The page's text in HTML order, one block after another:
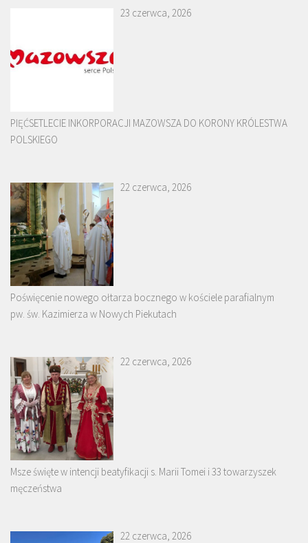
23 czerwca, 2026
PIĘĆSETLECIE INKORPORACJI MAZOWSZA DO KORONY KRÓLESTWA
POLSKIEGO
22 czerwca, 2026
Poświęcenie nowego ołtarza bocznego w kościele parafialnym
pw. św. Kazimierza w Nowych Piekutach
22 czerwca, 2026
Msze święte w intencji beatyfikacji s. Marii Tomei i 33 towarzyszek
męczeństwa
22 czerwca, 2026